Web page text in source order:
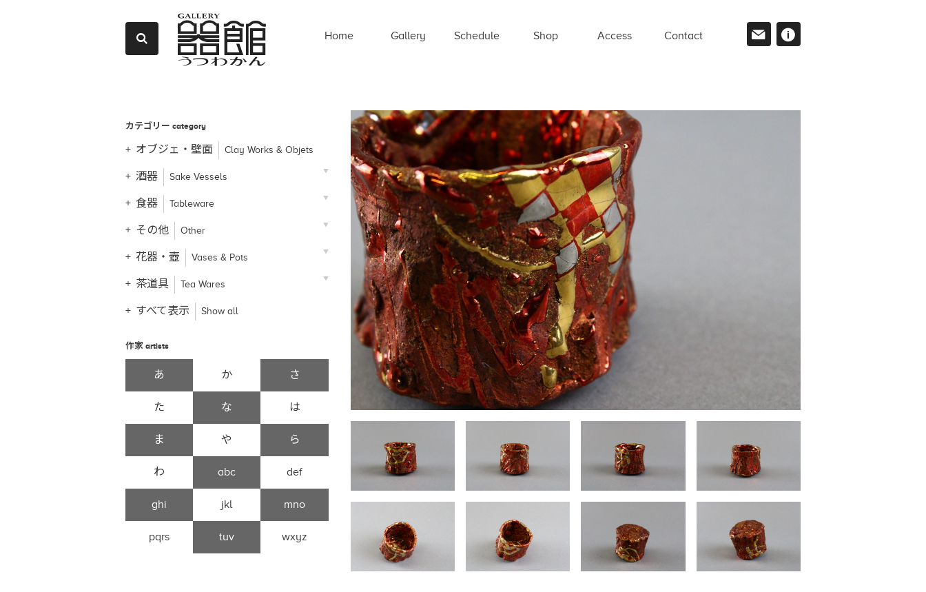
Home Gallery Schedule Shop Access Contact
カテゴリー category
オブジェ・壁面 Clay Works & Objets
酒器 Sake Vessels
食器 Tableware
その他 Other
花器・壺 Vases & Pots
茶道具 Tea Wares
すべて表示 Show all
作家 artists
あ か さ
た な は
ま や ら
わ abc def
ghi jkl mno
pqrs tuv wxyz